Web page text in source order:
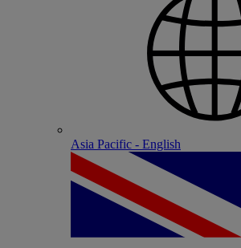
Asia Pacific - English